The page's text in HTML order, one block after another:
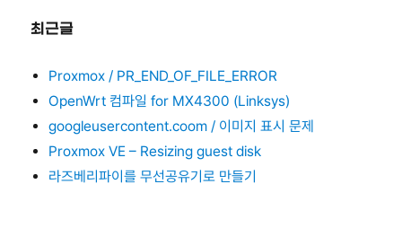
최근글
Proxmox / PR_END_OF_FILE_ERROR
OpenWrt 컴파일 for MX4300 (Linksys)
googleusercontent.coom / 이미지 표시 문제
Proxmox VE – Resizing guest disk
라즈베리파이를 무선공유기로 만들기